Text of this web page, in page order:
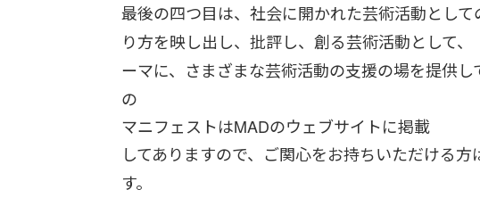
最後の四つ目は、社会に開かれた芸術活動とし
り方を映し出し、批評し、創る芸術活動として
ーマに、さまざまな芸術活動の支援の場を提供
の
マニフェストはMADのウェブサイトに掲載
してありますので、ご関心をお持ちいただける
す。